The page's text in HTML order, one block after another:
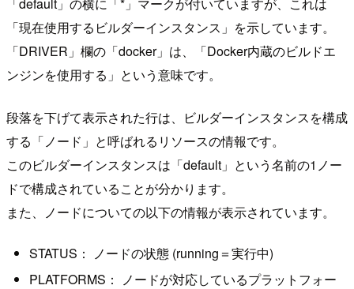
「default」の横に「*」マークが付いていますが、これは
「現在使用するビルダーインスタンス」を示しています。
「DRIVER」欄の「docker」は、「Docker内蔵のビルドエ
ンジンを使用する」という意味です。
段落を下げて表示された行は、ビルダーインスタンスを構成
する「ノード」と呼ばれるリソースの情報です。
このビルダーインスタンスは「default」という名前の1ノー
ドで構成されていることが分かります。
また、ノードについての以下の情報が表示されています。
STATUS： ノードの状態 (running＝実行中)
PLATFORMS： ノードが対応しているプラットフォー